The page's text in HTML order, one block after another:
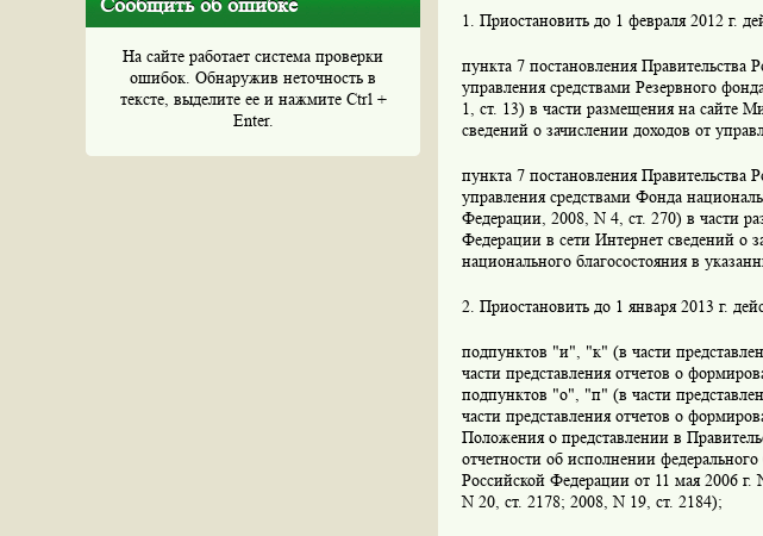
Сообщить об ошибке
На сайте работает система проверки
ошибок. Обнаружив неточность в
тексте, выделите ее и нажмите Ctrl +
Enter.
1. Приостановить до 1 февраля 2012 г.
пункта 7 постановления Правительства
управления средствами Резервного
1, ст. 13) в части размещения на сайте
сведений о зачислении доходов от
пункта 7 постановления Правительства
управления средствами Фонда
Федерации, 2008, N 4, ст. 270) в части
Федерации в сети Интернет сведений о
национального благосостояния в
2. Приостановить до 1 января 2013 г.
подпунктов "и", "к" (в части
части представления отчетов о
подпунктов "о", "п" (в части
части представления отчетов о
Положения о представлении в
отчетности об исполнении
Российской Федерации от 11 мая 2006 г.
N 20, ст. 2178; 2008, N 19, ст. 2184);